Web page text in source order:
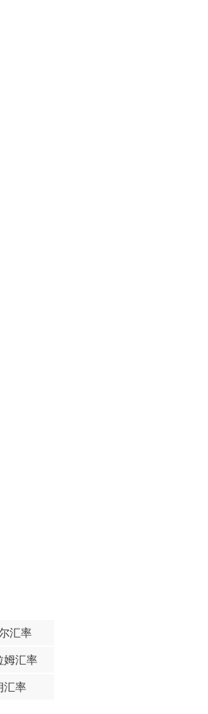
汇率
姆汇率
汇率